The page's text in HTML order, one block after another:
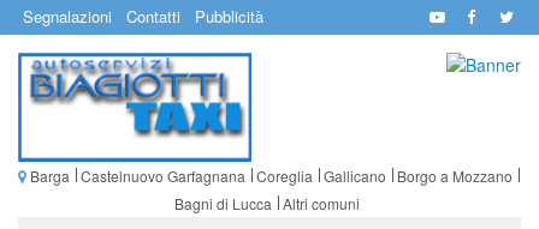
Segnalazioni Contatti Pubblicità
Barga Castelnuovo Garfagnana Coreglia Gallicano
Borgo a Mozzano
Bagni di Lucca Altri comuni